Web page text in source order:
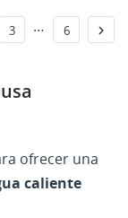
3 … 6 
ofrecer una
caliente